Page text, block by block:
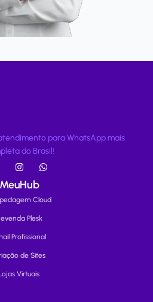
para WhatsApp mais
do Brasil!
MeuHub
Cloud
Plesk
Profissional
de Sites
Virtuais